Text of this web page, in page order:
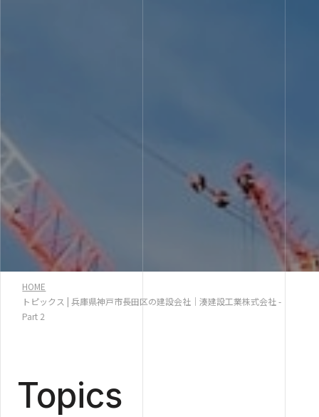
HOME
トピックス | 兵庫県神戸市長田区の建設会社｜湊建設工業株式会社 -
Part 2
Topics